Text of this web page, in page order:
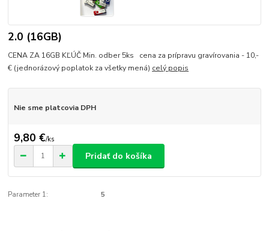
2.0 (16GB)
CENA ZA 16GB KĽÚČ Min. odber 5ks cena za prípravu gravírovania - 10,-
€ (jednorázový poplatok za všetky mená) celý popis
Nie sme platcovia DPH
9,80 €/ks
Pridať do košíka
Parameter 1: 5